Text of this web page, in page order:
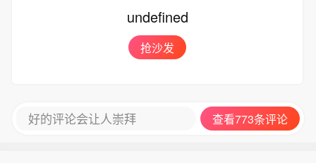
undefined
抢沙发
好的评论会让人崇拜 查看773条评论